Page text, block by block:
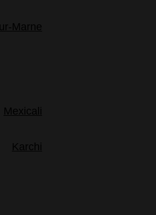
Marne
Mexicali
Karchi